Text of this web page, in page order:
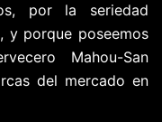
por la seriedad
y porque poseemos
Mahou-San
del mercado en